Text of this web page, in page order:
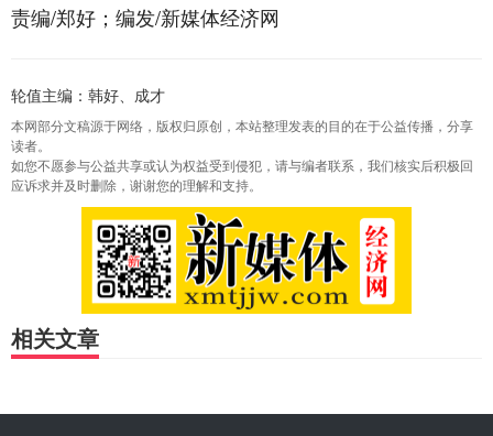
责编/郑好；编发/新媒体经济网
轮值主编：韩好、成才
本网部分文稿源于网络，版权归原创，本站整理发表的目的在于公益传播，分享
读者。
如您不愿参与公益共享或认为权益受到侵犯，请与编者联系，我们核实后积极回
应诉求并及时删除，谢谢您的理解和支持。
相关文章